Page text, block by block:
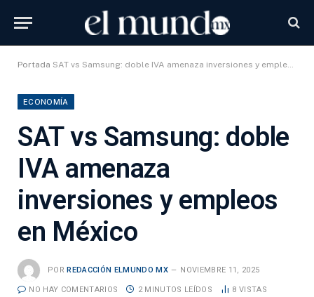
Portada SAT vs Samsung: doble IVA amenaza inversiones y empleos en México
ECONOMÍA
SAT vs Samsung: doble
IVA amenaza
inversiones y empleos
en México
POR REDACCIÓN ELMUNDO MX NOVIEMBRE 11, 2025
NO HAY COMENTARIOS 2 MINUTOS LEÍDOS 8 VISTAS